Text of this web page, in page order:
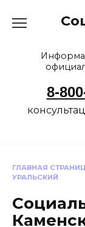
8-
ГЛАВНАЯ
УРАЛЬСКИЙ